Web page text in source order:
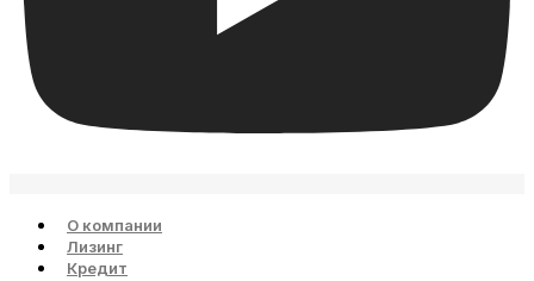
О компании
Лизинг
Кредит